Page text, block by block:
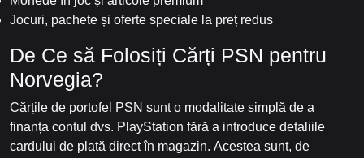
Jocuri, pachete și oferte speciale la preț redus
De Ce să Folosiți Cărți PSN pentru
Norvegia?
Cărțile de portofel PSN sunt o modalitate simplă de a
finanța contul dvs. PlayStation fără a introduce detaliile
cardului de plată direct în magazin. Acestea sunt, de